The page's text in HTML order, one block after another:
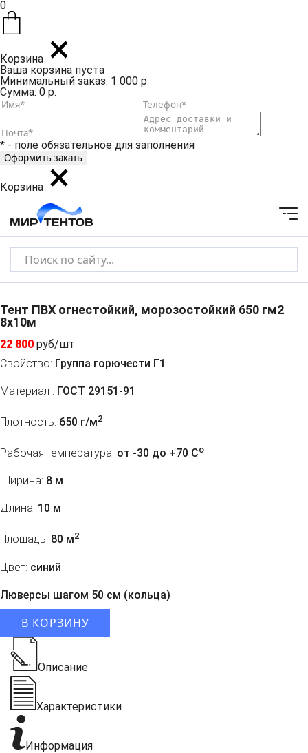
0
Корзина
Ваша корзина пуста
Минимальный заказ: 1 000 р.
Сумма: 0 р.
* - поле обязательное для заполнения
Корзина
Тент ПВХ огнестойкий, морозостойкий 650 гм2
8х10м
22 800 руб/шт
Свойство: Группа горючести Г1
Материал : ГОСТ 29151-91
Плотность: 650 г/м2
Рабочая температура: от -30 до +70 Co
Ширина: 8 м
Длина: 10 м
Площадь: 80 м2
Цвет: синий
Люверсы шагом 50 см (кольца)
В КОРЗИНУ
Описание
Характеристики
Информация